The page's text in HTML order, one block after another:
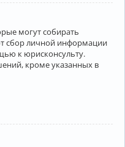
могут собирать
сбор личной информации
к юрисконсульту.
кроме указанных в